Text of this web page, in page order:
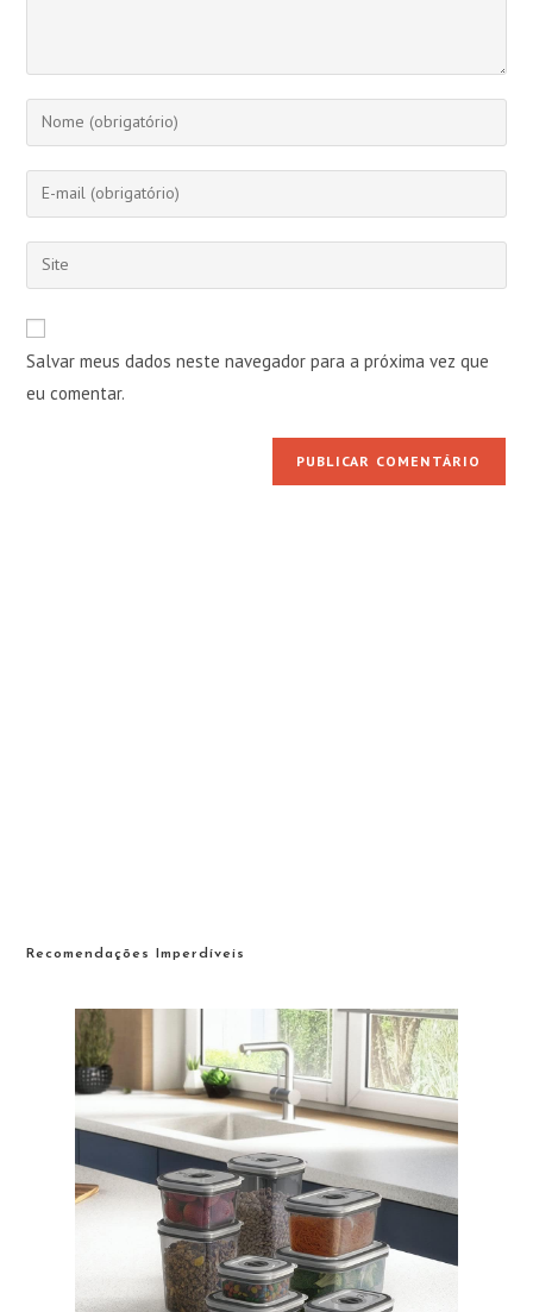
Digite
seu
nome
ou
de
usuário
para
comentar
Digite
seu
endereço
de
mail
para
comentar
Digite
o
URL
do
seu
site
Salvar meus dados neste navegador para a próxima vez que
eu comentar.
Recomendações Imperdíveis